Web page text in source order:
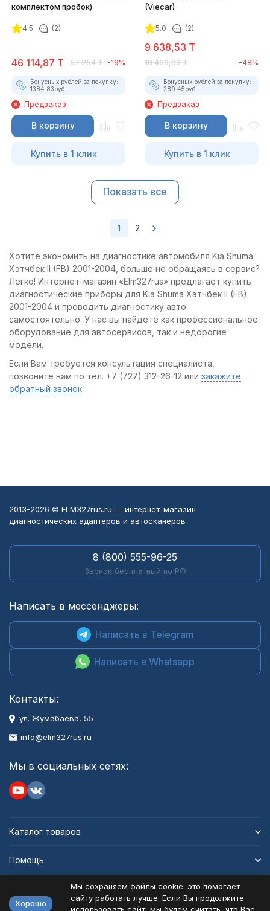
комплектом пробок)
4.5 (2)
46 114,87 T 57 254 T -19%
Бонусных рублей за покупку:
1384.83руб.
Предзаказ
В корзину
Купить в 1 клик
(Viecar)
5.0 (2)
9 638,53 T
18 469,03 T -48%
Бонусных рублей за покупку:
289.45руб.
Предзаказ
В корзину
Купить в 1 клик
Показать все
1 2
Хотите экономить на диагностике автомобиля Kia Shuma
Хэтчбек II (FB) 2001-2004, больше не обращаясь в сервис?
Легко! Интернет-магазин «Elm327rus» предлагает купить
диагностические приборы для Kia Shuma Хэтчбек II (FB)
2001-2004 и проводить диагностику авто
самостоятельно. У нас вы найдете как профессиональное
оборудование для автосервисов, так и недорогие
модели.
Если Вам требуется консультация специалиста,
позвоните нам по тел. +7 (727) 312-26-12 или закажите
обратный звонок.
2013-2026 © ELM327rus.ru — интернет-магазин
диагностических адаптеров и автосканеров
8 (800) 555-96-25
Звонок бесплатный по РФ
Написать в мессенджеры:
Написать в Telegram
Написать в Whatsapp
Контакты:
ул. Жумабаева, 55
info@elm327rus.ru
Мы в социальных сетях:
Каталог товаров
Помощь
Хорошо
Мы сохраняем файлы cookie: это помогает
сайту работать лучше. Если Вы продолжите